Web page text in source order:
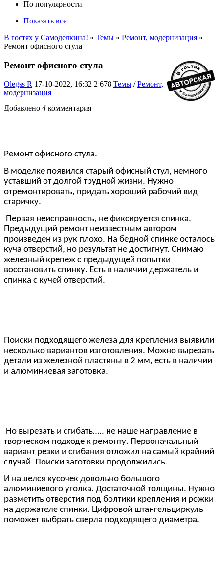
По популярности
Показать все
В гостях у Самоделкина! » Темы » Ремонт, модернизация »
Ремонт офисного стула
Ремонт офисного стула
Olegss R 17-10-2022, 16:32 2 678 Темы /Ремонт,
модернизация
Добавлено 4 комментария
Ремонт офисного стула.
В моделке появился старый офисный стул, немного
уставший от долгой трудной жизни. Нужно
отремонтировать, придать хороший рабочий вид
старичку.
Первая неисправность, не фиксируется спинка.
Предыдущий ремонт неизвестным автором
произведен из рук плохо. На бедной спинке осталось
куча отверстий, но результат не достигнут. Снимаю
железный крепеж с предыдущей попытки
восстановить спинку. Есть в наличии держатель и
спинка с кучей отверстий.
Поиски подходящего железа для крепления выявили
несколько вариантов изготовления. Можно вырезать
детали из железной пластины в 2 мм, есть в наличии
и алюминиевая заготовка.
Но вырезать и сгибать….. не наше направление в
творческом подходе к ремонту. Первоначальный
вариант резки и сгибания отложил на самый крайний
случай. Поиски заготовки продолжились.
И нашелся кусочек довольно большого
алюминиевого уголка. Достаточной толщины. Нужно
разметить отверстия под болтики крепления и рожки
на держателе спинки. Цифровой штангельциркуль
поможет выбрать сверла подходящего диаметра.